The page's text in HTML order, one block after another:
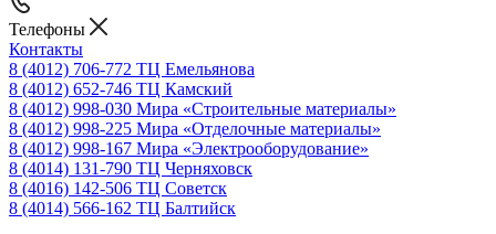
Телефоны
Контакты
8 (4012) 706-772 ТЦ Емельянова
8 (4012) 652-746 ТЦ Камский
8 (4012) 998-030 Мира «Строительные материалы»
8 (4012) 998-225 Мира «Отделочные материалы»
8 (4012) 998-167 Мира «Электрооборудование»
8 (4014) 131-790 ТЦ Черняховск
8 (4016) 142-506 ТЦ Советск
8 (4014) 566-162 ТЦ Балтийск